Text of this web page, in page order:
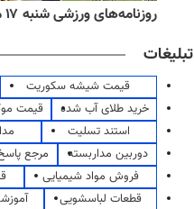
روزنامه‌های ورزشی شنبه ۱۷ مرداد ۱۴۰۵
تبلیغات
قیمت شیشه سکوریت
خرید طلای آب شده
قیمت
استند تسلیت
دوربین مداربسته
مرجع
فروش مواد شیمیایی
قطعات لباسشویی